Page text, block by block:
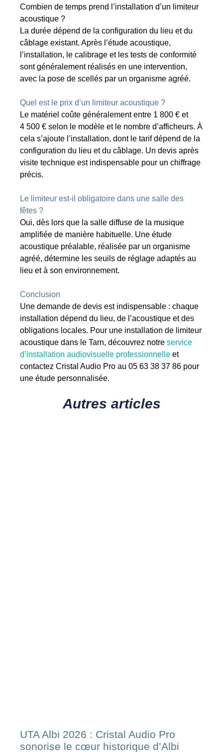
Combien de temps prend l’installation d’un limiteur
acoustique ?
La durée dépend de la configuration du lieu et du
câblage existant. Après l’étude acoustique,
l’installation, le calibrage et les tests de conformité
sont généralement réalisés en une intervention,
avec la pose de scellés par un organisme agréé.
Quel est le prix d’un limiteur acoustique ?
Le matériel coûte généralement entre 1 800 € et
4 500 € selon le modèle et le nombre d’afficheurs. À
cela s’ajoute l’installation, dont le tarif dépend de la
configuration du lieu et du câblage. Un devis après
visite technique est indispensable pour un chiffrage
précis.
Le limiteur est-il obligatoire dans une salle des
fêtes ?
Oui, dès lors que la salle diffuse de la musique
amplifiée de manière habituelle. Une étude
acoustique préalable, réalisée par un organisme
agréé, détermine les seuils de réglage adaptés au
lieu et à son environnement.
Conclusion
Une demande de devis est indispensable : chaque
installation dépend du lieu, de l’acoustique et des
obligations locales. Pour une installation de limiteur
acoustique dans le Tarn, découvrez notreservice
d’installation audiovisuelle professionnelle et
contactez Cristal Audio Pro au 05 63 38 37 86 pour
une étude personnalisée.
Autres articles
UTA Albi 2026 : Cristal Audio Pro
sonorise le cœur historique d’Albi